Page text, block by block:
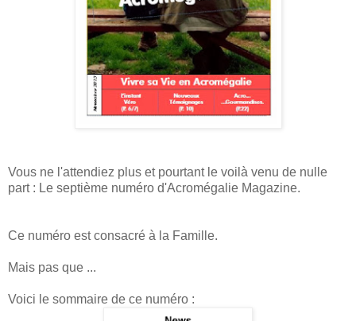
Vous ne l'attendiez plus et pourtant le voilà venu de nulle
part : Le septième numéro d'Acromégalie Magazine.
Ce numéro est consacré à la Famille.
Mais pas que ...
Voici le sommaire de ce numéro :